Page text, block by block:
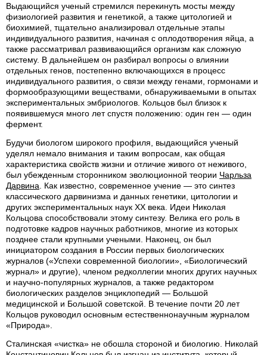
Выдающийся ученый стремился перекинуть мосты между
физиологией развития и генетикой, а также цитологией и
биохимией, тщательно анализировал отдельные этапы
индивидуального развития, начиная с оплодотворения яйца, а
также рассматривал развивающийся организм как сложную
систему. В дальнейшем он разбирал вопросы о влиянии
отдельных генов, постепенно включающихся в процесс
индивидуального развития, о связи между генами, гормонами и
формообразующими веществами, обнаруживаемыми в опытах
экспериментальных эмбриологов. Кольцов был близок к
появившемуся много лет спустя положению: один ген — один
фермент.
Будучи биологом широкого профиля, выдающийся ученый
уделял немало внимания и таким вопросам, как общая
характеристика свойств жизни и отличие живого от неживого,
был убежденным сторонником эволюционной теории Чарльза
Дарвина . Как известно, современное учение — это синтез
классического дарвинизма и данных генетики, цитологии и
других экспериментальных наук XX века. Идеи Николая
Кольцова способствовали этому синтезу. Велика его роль в
подготовке кадров научных работников, многие из которых
позднее стали крупными учеными. Наконец, он был
инициатором создания в России первых биологических
журналов («Успехи современной биологии», «Биологический
журнал» и другие), членом редколлегии многих других научных
и научно-популярных журналов, а также редактором
биологических разделов энциклопедий — Большой
медицинской и Большой советской. В течение почти 20 лет
Кольцов руководил основным естественнонаучным журналом
«Природа».
Сталинская «чистка» не обошла стороной и биологию. Николай